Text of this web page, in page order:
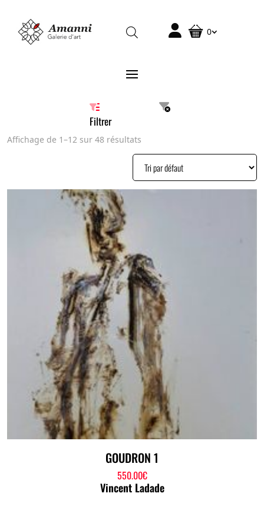
0
Filtrer
Affichage de 1–12 sur 48 résultats
GOUDRON 1
550.00€
Vincent Ladade